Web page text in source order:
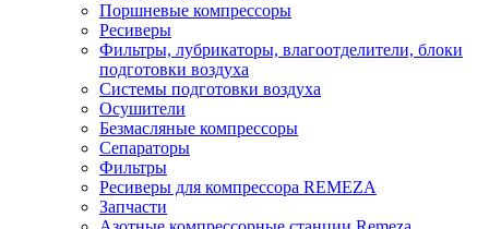
Поршневые компрессоры
Ресиверы
Фильтры, лубрикаторы, влагоотделители, блоки
подготовки воздуха
Системы подготовки воздуха
Осушители
Безмасляные компрессоры
Сепараторы
Фильтры
Ресиверы для компрессора REMEZA
Запчасти